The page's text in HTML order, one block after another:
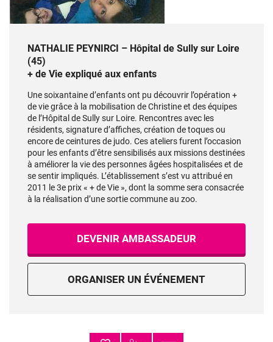
NATHALIE PEYNIRCI – Hôpital de Sully sur Loire
(45)
+ de Vie expliqué aux enfants
Une soixantaine d’enfants ont pu découvrir l’opération +
de vie grâce à la mobilisation de Christine et des équipes
de l’Hôpital de Sully sur Loire. Rencontres avec les
résidents, signature d’affiches, création de toques ou
encore de ceintures de judo. Ces ateliers furent l’occasion
pour les enfants d’être sensibilisés aux missions destinées
à améliorer la vie des personnes âgées hospitalisées et de
se sentir impliqués. L’établissement s’est vu attribué en
2011 le 3e prix « + de Vie », dont la somme sera consacrée
à la réalisation d’une sortie commune au zoo.
DEVENIR AMBASSADEUR
ORGANISER UN ÉVÉNEMENT